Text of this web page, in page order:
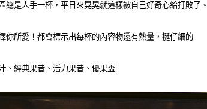
總是人手一杯，平日來晃晃就這樣被自己好奇心給打敗了。
你所愛！都會標示出每杯的內容物還有熱量，挺仔細的
、經典果昔、活力果昔、優果盃